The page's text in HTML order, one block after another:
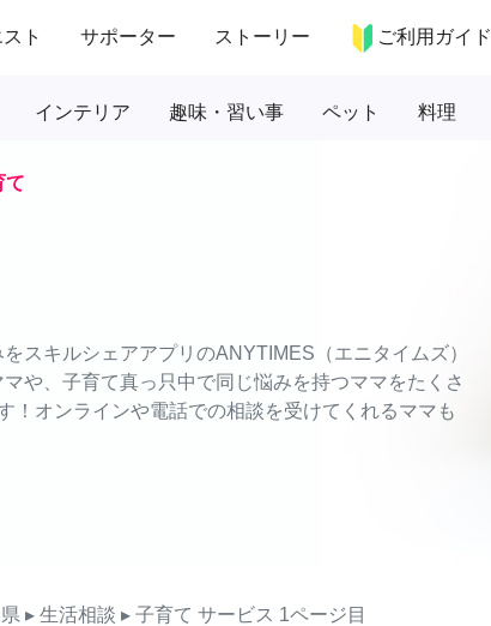
ト サポーター ストーリー ご利用ガイド
インテリア 趣味・習い事 ペット 料理
て
スキルシェアアプリのANYTIMES（エニタイムズ）
や、子育て真っ只中で同じ悩みを持つママをたくさ
！オンラインや電話での相談を受けてくれるママも
▸ 生活相談 ▸ 子育て サービス 1ページ目